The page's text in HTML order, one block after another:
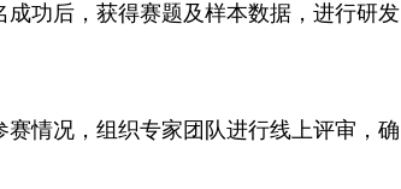
功后，获得赛题及样本数据，进行研发
情况，组织专家团队进行线上评审，确